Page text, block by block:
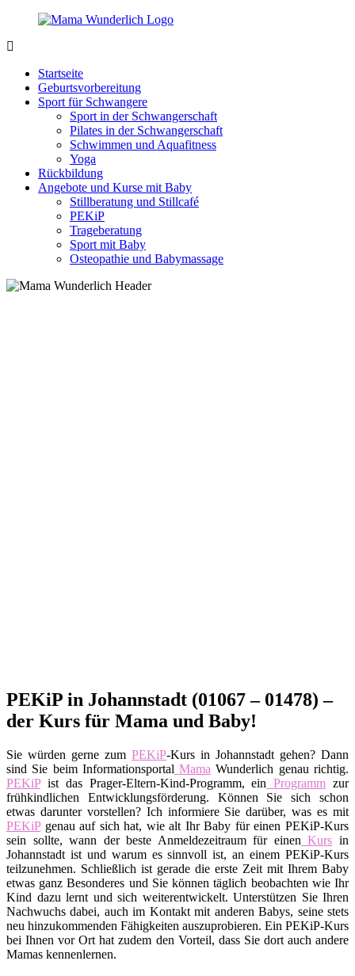
Zurück
Inhalt
sein
wunderbar!
Startseite
Geburtsvorbereitung
Sport für Schwangere
Sport in der Schwangerschaft
Pilates in der Schwangerschaft
Schwimmen und Aquafitness
Yoga
Rückbildung
Angebote und Kurse mit Baby
Stillberatung und Stillcafé
PEKiP
Trageberatung
Sport mit Baby
Osteopathie und Babymassage
PEKiP in Johannstadt (01067 – 01478) –
der Kurs für Mama und Baby!
Sie würden gerne zum PEKiP-Kurs in Johannstadt gehen? Dann
sind Sie beim Informationsportal Mama Wunderlich genau richtig.
PEKiPist das Prager-Eltern-Kind-Programm, ein Programm zur
frühkindlichen Entwicklungsförderung. Können Sie sich schon
etwas darunter vorstellen? Ich informiere Sie darüber, was es mit
PEKiPgenau auf sich hat, wie alt Ihr Baby für einen PEKiP-Kurs
sein sollte, wann der beste Anmeldezeitraum für einen Kurs in
Johannstadt ist und warum es sinnvoll ist, an einem PEKiP-Kurs
teilzunehmen. Schließlich ist gerade die erste Zeit mit Ihrem Baby
etwas ganz Besonderes und Sie können täglich beobachten wie Ihr
Kind dazu lernt und sich weiterentwickelt. Unterstützen Sie Ihren
Nachwuchs dabei, auch im Kontakt mit anderen Babys, seine stets
neu hinzukommenden Fähigkeiten auszuprobieren. Ein PEKiP-Kurs
bei Ihnen vor Ort hat zudem den Vorteil, dass Sie dort auch andere
Mamas kennenlernen.